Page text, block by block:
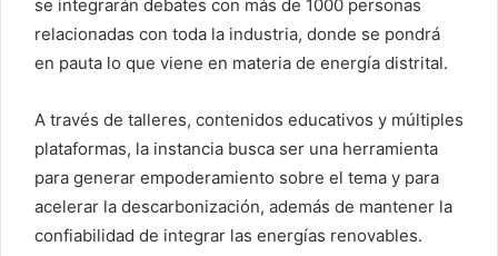
se integrarán debates con más de 1000 personas
relacionadas con toda la industria, donde se pondrá
en pauta lo que viene en materia de energía distrital.
A través de talleres, contenidos educativos y múltiples
plataformas, la instancia busca ser una herramienta
para generar empoderamiento sobre el tema y para
acelerar la descarbonización, además de mantener la
confiabilidad de integrar las energías renovables.